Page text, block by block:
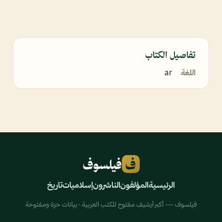
تفاصيل الكتاب
اللغة ar
ف فيلسوف
الرئيسيةالمؤلفونالناشرونإسلامياتتاريخ
فيلسوف — أكبر أرشيف مفتوح للكتب العربية · بيانات حرّة ومفتوحة